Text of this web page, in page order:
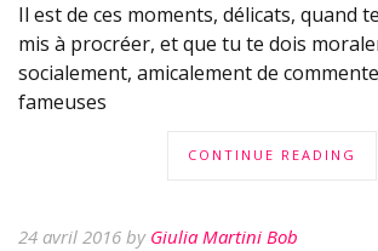
Il est de ces moments, délicats, quand
mis à procréer, et que tu te dois
socialement, amicalement de
fameuses
CONTINUE READING
24 avril 2016 by Giulia Martini Bob